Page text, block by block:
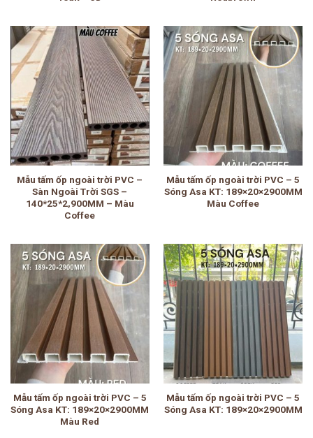
Mẫu tấm ốp ngoài trời PVC –
Sàn Ngoài Trời SGS –
140*25*2,900MM – Màu
Coffee
Mẫu tấm ốp ngoài trời PVC – 5
Sóng Asa KT: 189×20×2900MM
Màu Coffee
Mẫu tấm ốp ngoài trời PVC – 5
Sóng Asa KT: 189×20×2900MM
Màu Red
Mẫu tấm ốp ngoài trời PVC – 5
Sóng Asa KT: 189×20×2900MM